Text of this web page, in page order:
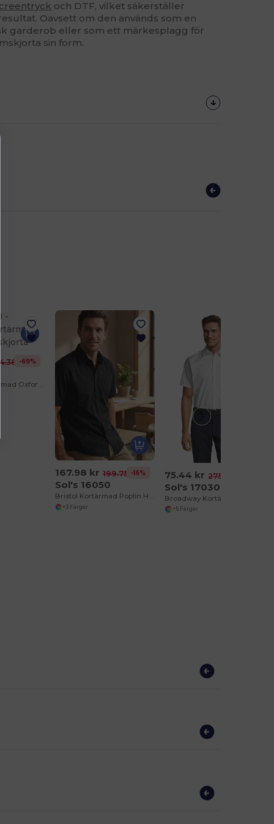
och DTF, vilket säkerställer
Oavsett om den används som en
garderob eller som ett märkesplagg för
sin form.
kr
-69%
Brisbane Kortärmad Oxford Herrskjorta
167.98 kr 199.75 kr-16%
Sol's 16050
Bristol Kortärmad Poplin Herrskjorta
+3 Färger
75.44 kr 275.72 kr
Sol's 17030
+5 Färger